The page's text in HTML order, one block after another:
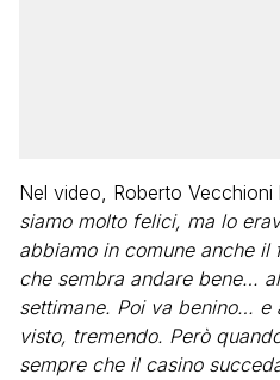
Nel video, Roberto
siamo molto felici, ma lo
abbiamo in comune anche il
che sembra andare bene…
settimane. Poi va benino… e
visto, tremendo. Però
sempre che il casino